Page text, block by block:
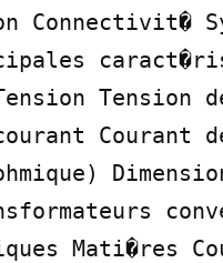
Connectivit�
Tension
Courant de
Mati�res